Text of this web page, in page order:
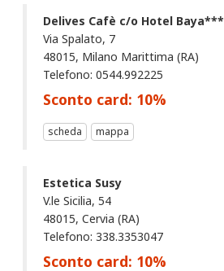
Delives Cafè c/o Hotel Baya***
Via Spalato, 7
48015, Milano Marittima (RA)
Telefono: 0544.992225
Sconto card: 10%
scheda mappa
Estetica Susy
V.le Sicilia, 54
48015, Cervia (RA)
Telefono: 338.3353047
Sconto card: 10%